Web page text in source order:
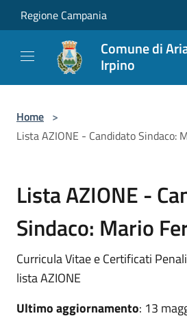
Salta al contenuto principale
Regione Campania
Comune di
Irpino
Home >
Lista AZIONE - Candidato Sindaco:
Lista AZIONE -
Sindaco: Mario
Curricula Vitae e Certificati
lista AZIONE
Ultimo aggiornamento: 13